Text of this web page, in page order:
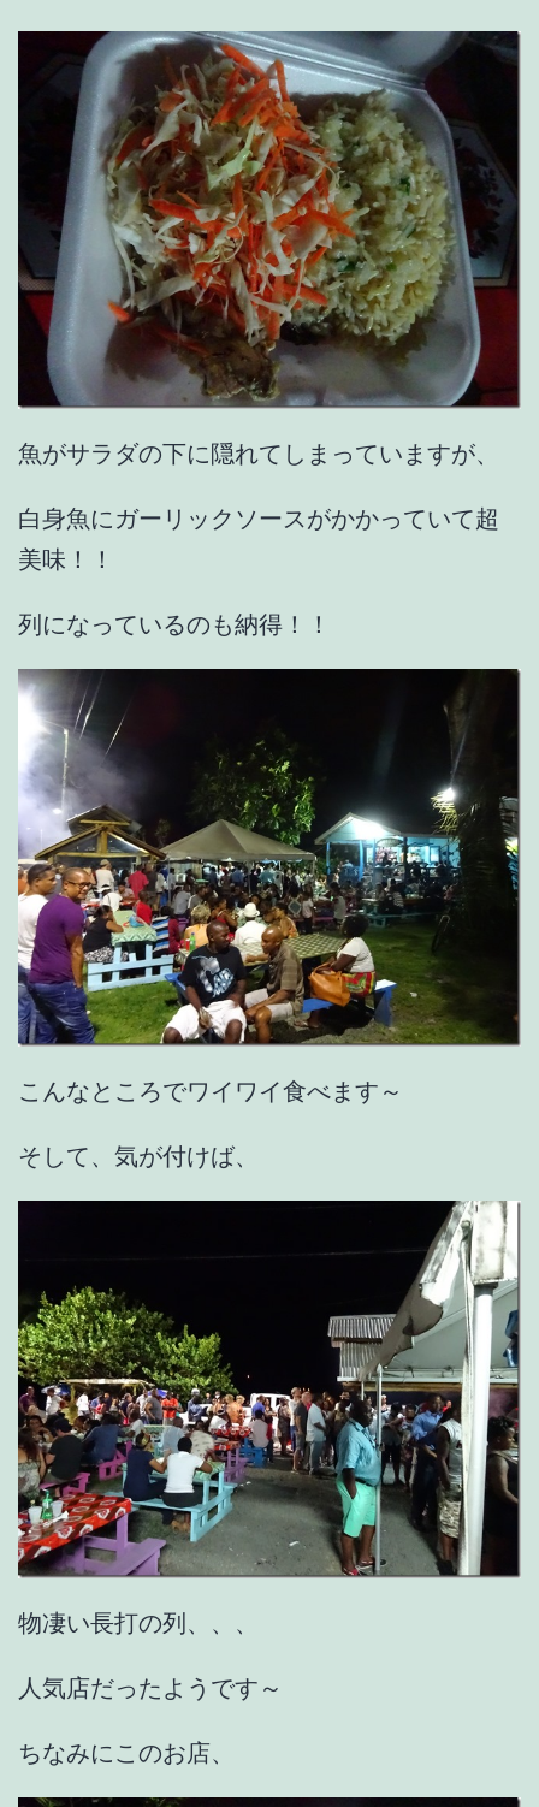
魚がサラダの下に隠れてしまっていますが、
白身魚にガーリックソースがかかっていて超
美味！！
列になっているのも納得！！
こんなところでワイワイ食べます～
そして、気が付けば、
物凄い長打の列、、、
人気店だったようです～
ちなみにこのお店、